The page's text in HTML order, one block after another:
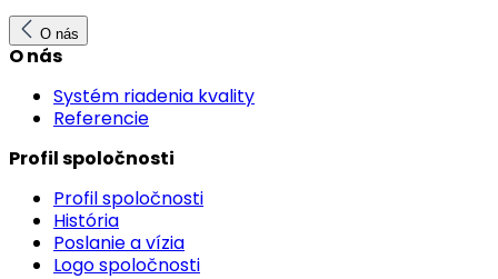
O nás
O nás
Systém riadenia kvality
Referencie
Profil spoločnosti
Profil spoločnosti
História
Poslanie a vízia
Logo spoločnosti